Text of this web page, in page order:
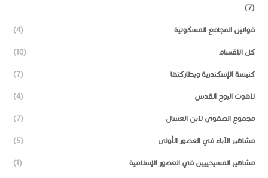
(7)
قوانين المجامع المسكونية (4)
كل الاقسام (10)
كنيسة الإسكندرية وبطاركتها (7)
لاهوت الروح القدس (4)
مجموع الصفوي لابن العسال (7)
مشاهير الآباء في العصور الأولى (5)
مشاهير المسيحييين في العصور الإسلامية (1)